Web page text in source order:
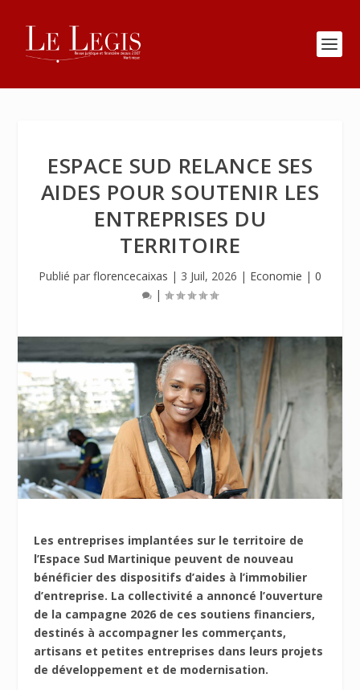
ESPACE SUD RELANCE SES
AIDES POUR SOUTENIR LES
ENTREPRISES DU
TERRITOIRE
Publié par florencecaixas | 3 Juil, 2026 | Economie | 0
|
Les entreprises implantées sur le territoire de
l’Espace Sud Martinique peuvent de nouveau
bénéficier des dispositifs d’aides à l’immobilier
d’entreprise. La collectivité a annoncé l’ouverture
de la campagne 2026 de ces soutiens financiers,
destinés à accompagner les commerçants,
artisans et petites entreprises dans leurs projets
de développement et de modernisation.